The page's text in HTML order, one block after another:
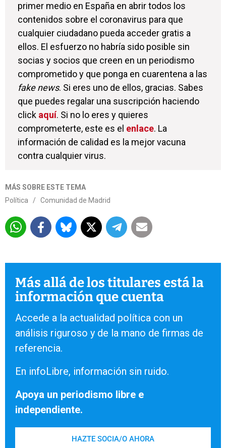
primer medio en España en abrir todos los
contenidos sobre el coronavirus para que
cualquier ciudadano pueda acceder gratis a
ellos. El esfuerzo no habría sido posible sin
socias y socios que creen en un periodismo
comprometido y que ponga en cuarentena a las
fake news. Si eres uno de ellos, gracias. Sabes
que puedes regalar una suscripción haciendo
click aquí. Si no lo eres y quieres
comprometerte, este es el enlace. La
información de calidad es la mejor vacuna
contra cualquier virus.
MÁS SOBRE ESTE TEMA
Política
/ Comunidad de Madrid
Más allá de los titulares está la
información que cuenta
Accede a la actualidad política con un
análisis riguroso y de la mano de firmas de
referencia.
En infoLibre, información sin ruido.
Apoya un periodismo libre e
independiente.
HAZTE SOCIA/O AHORA